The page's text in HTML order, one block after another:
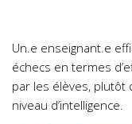
Un.e enseignant.e
échecs en termes
par les élèves, plutôt
niveau d’intelligence.